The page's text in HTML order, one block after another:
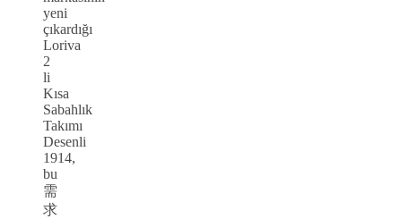
yeni
çıkardığı
Loriva
2
li
Kısa
Sabahlık
Takımı
Desenli
1914,
bu
需
求